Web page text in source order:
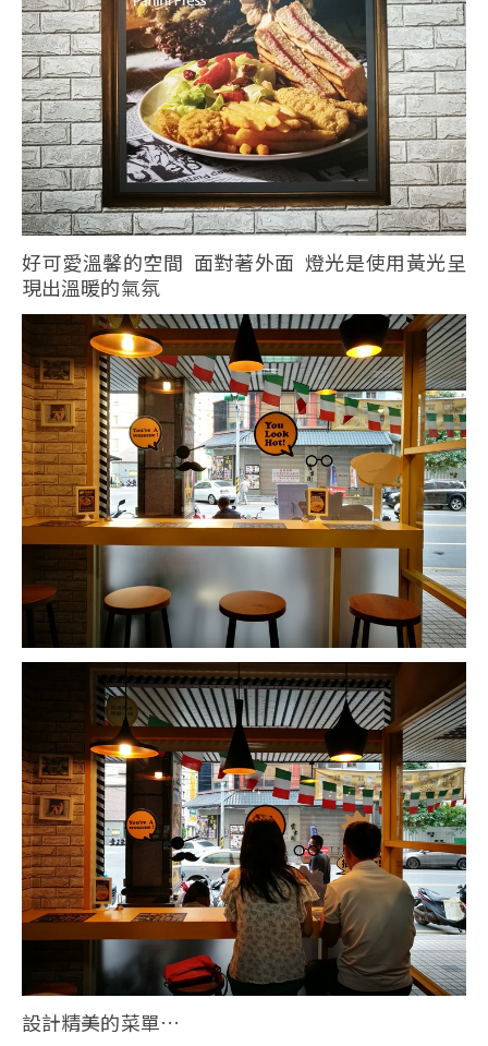
好可愛溫馨的空間 面對著外面 燈光是使用黃光呈
現出溫暖的氣氛
設計精美的菜單…